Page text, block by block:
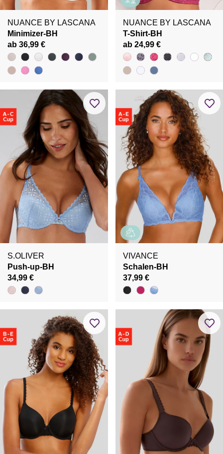
NUANCE BY LASCANA
Minimizer-BH
ab 36,99 €
NUANCE BY LASCANA
T-Shirt-BH
ab 24,99 €
S.OLIVER
Push-up-BH
34,99 €
VIVANCE
Schalen-BH
37,99 €